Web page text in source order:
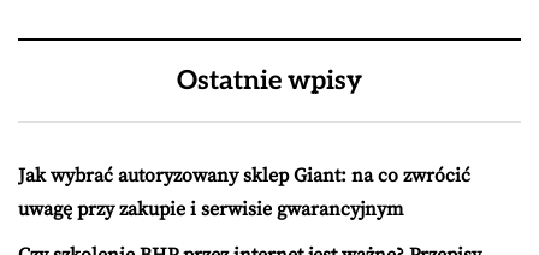
Ostatnie wpisy
Jak wybrać autoryzowany sklep Giant: na co zwrócić
uwagę przy zakupie i serwisie gwarancyjnym